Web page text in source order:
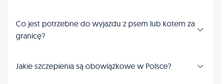
Co jest potrzebne do wyjazdu z psem lub kotem za
granicę?
Jakie szczepienia są obowiązkowe w Polsce?